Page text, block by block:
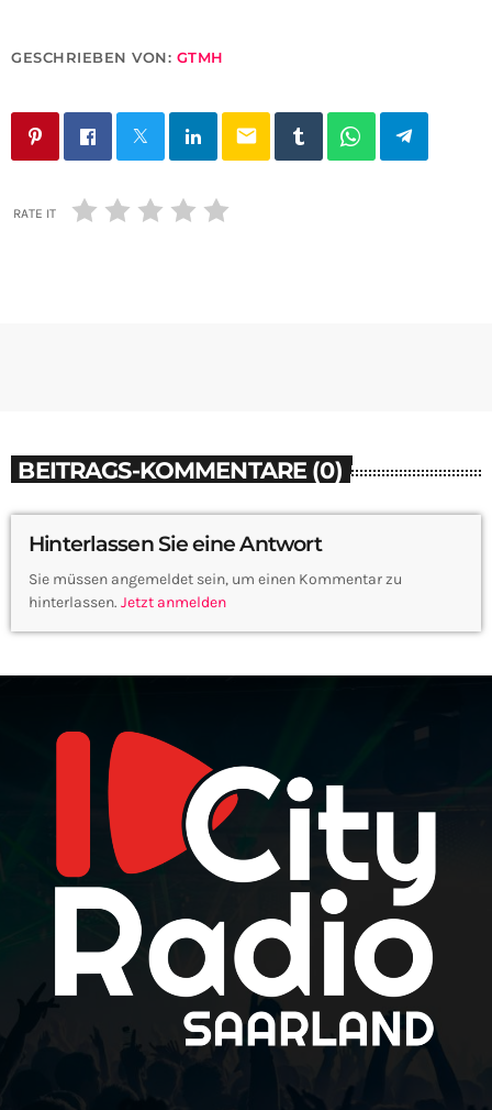
GESCHRIEBEN VON: GTMH
email
RATE IT
BEITRAGS-KOMMENTARE (0)
Hinterlassen Sie eine Antwort
Sie müssen angemeldet sein, um einen Kommentar zu
hinterlassen. Jetzt anmelden